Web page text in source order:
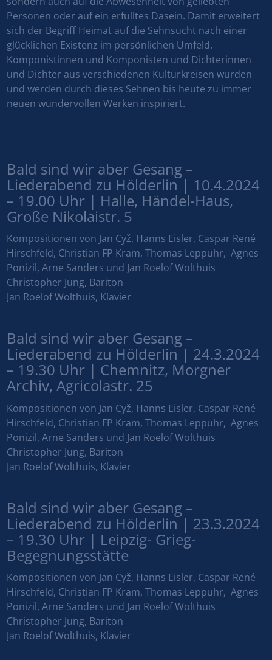
Personen oder auf ein erfülltes Dasein. Damit erweitert
sich der Begriff Heimat auf die Sehnsucht nach einer
glücklichen Existenz im persönlichen Umfeld.
Komponistinnen und Komponisten und Dichterinnen
und Dichter aus verschiedenen Kulturkreisen wurden
und werden durch dieses Sehnen bis heute zu immer
neuen wundervollen Werken inspiriert.
Bald sind wir aber Gesang –
Liederabend zu Hölderlin | 10.4.2024
– 19.00 Uhr | Halle, Händel-Haus,
Große Nikolaistr. 5
Kompositionen von Jan Cyž, Hanns Eisler, Caspar René
Hirschfeld, Christian FP Kram, Thomas Leppuhr, Agnes
Ponizil, Arne Sanders und Jan Roelof Wolthuis
Christopher Jung, Bariton
Jan Roelof Wolthuis, Klavier
Bald sind wir aber Gesang –
Liederabend zu Hölderlin | 24.3.2024
– 19.30 Uhr | Chemnitz, Morgner
Archiv, Agricolastr. 25
Kompositionen von Jan Cyž, Hanns Eisler, Caspar René
Hirschfeld, Christian FP Kram, Thomas Leppuhr, Agnes
Ponizil, Arne Sanders und Jan Roelof Wolthuis
Christopher Jung, Bariton
Jan Roelof Wolthuis, Klavier
Bald sind wir aber Gesang –
Liederabend zu Hölderlin | 23.3.2024
– 19.30 Uhr | Leipzig- Grieg-
Begegnungsstätte
Kompositionen von Jan Cyž, Hanns Eisler, Caspar René
Hirschfeld, Christian FP Kram, Thomas Leppuhr, Agnes
Ponizil, Arne Sanders und Jan Roelof Wolthuis
Christopher Jung, Bariton
Jan Roelof Wolthuis, Klavier